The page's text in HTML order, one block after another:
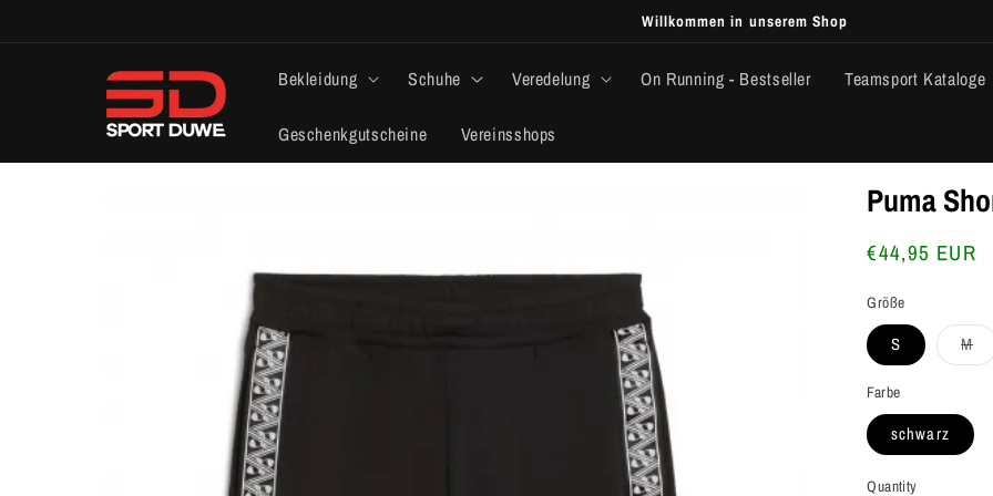
Willkommen in unserem Shop
Bekleidung Schuhe Veredelung On Running - Bestseller Teamsport Kataloge
Geschenkgutscheine Vereinsshops
Puma
Regular
€44,95 EUR
Größe
S M
Farbe
schwarz
Quantity